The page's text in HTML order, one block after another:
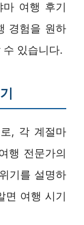
여행 후기
경험을 원하
있습니다.
, 각 계절마
행 전문가의
기를 설명하
면 여행 시기